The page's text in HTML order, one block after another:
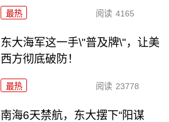
最热 阅读 4165
东大海军这一手\"普及牌\"，让美
西方彻底破防！
最热 阅读 23778
南海6天禁航，东大摆下“阳谋